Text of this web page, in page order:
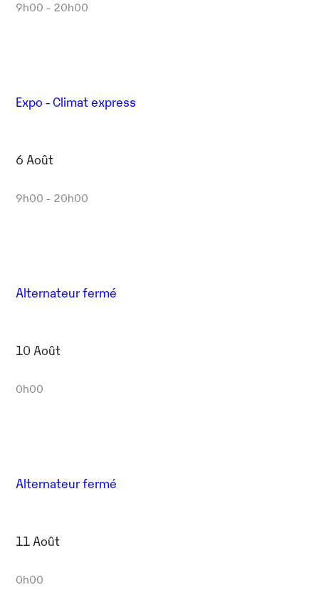
9h00 - 20h00
Expo - Climat express
6 Août
9h00 - 20h00
Alternateur fermé
10 Août
0h00
Alternateur fermé
11 Août
0h00